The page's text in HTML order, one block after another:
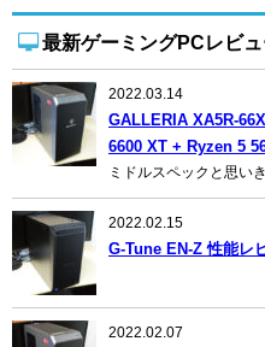
最新ゲーミングPCレビ
2022.03.14
GALLERIA XA5R-
6600 XT + Ryzen 5
ミドルスペックと思い
2022.02.15
G-Tune EN-Z 性能レ
2022.02.07